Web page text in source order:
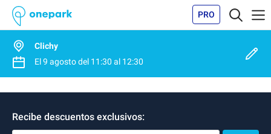
PRO
Clichy
El9 agostodel 11:30 al 12:30
Recibe descuentos exclusivos: